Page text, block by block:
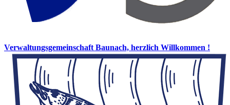
Verwaltungsgemeinschaft Baunach, herzlich Willkommen !